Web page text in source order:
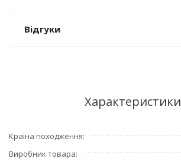
Відгуки
Характеристики
Країна походження
Виробник товара